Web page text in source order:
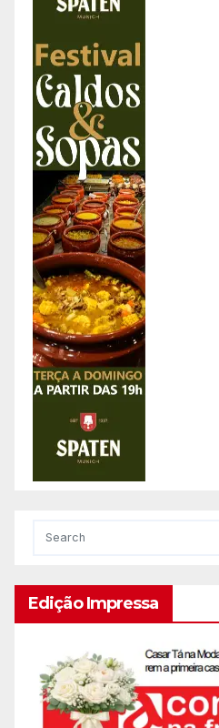
Edição Impressa